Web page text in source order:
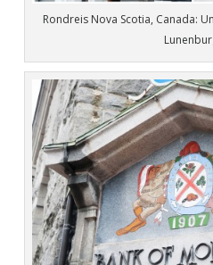
Rondreis Nova Scotia, Canada: